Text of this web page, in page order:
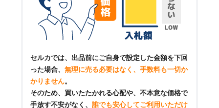
セルカでは、出品前にご自身で設定した金額を下回
った場合、 無理に売る必要はなく、手数料も一切か
かりません。
そのため、買いたたかれる心配や、不本意な価格で
手放す不安がなく、 誰でも安心してご利用いただけ